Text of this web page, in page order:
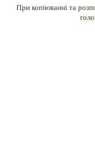
При копіюванні та